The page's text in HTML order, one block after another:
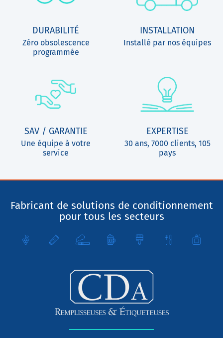
DURABILITÉ
Zéro obsolescence
programmée
INSTALLATION
Installé par nos équipes
SAV / GARANTIE
Une équipe à votre
service
EXPERTISE
30 ans, 7000 clients, 105
pays
Fabricant de solutions de conditionnement
pour tous les secteurs